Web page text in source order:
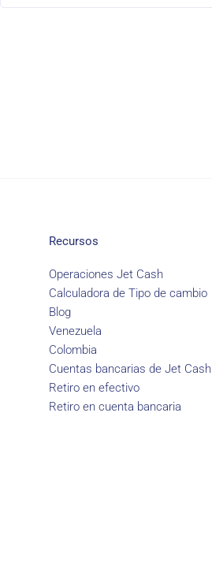
Recursos
Operaciones Jet Cash
Calculadora de Tipo de cambio
Blog
Venezuela
Colombia
Cuentas bancarias de Jet Cash
Retiro en efectivo
Retiro en cuenta bancaria